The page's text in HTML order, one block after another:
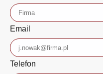
Email
Telefon